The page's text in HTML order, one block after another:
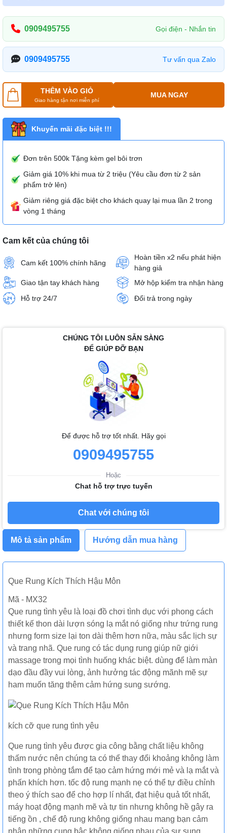
0909495755 Gọi điện - Nhắn tin
0909495755 Tư vấn qua Zalo
THÊM VÀO GIỎ
Giao hàng tận nơi miễn phí
MUA NGAY
Khuyến mãi đặc biệt !!!
Đơn trên 500k Tặng kèm gel bôi trơn
Giảm giá 10% khi mua từ 2 triệu (Yêu cầu đơn từ 2 sản
phẩm trở lên)
Giảm riêng giá đặc biệt cho khách quay lại mua lần 2 trong
vòng 1 tháng
Cam kết của chúng tôi
Cam kết 100% chính hãng
Hoàn tiền x2 nếu phát hiện
hàng giả
Giao tận tay khách hàng
Mở hộp kiểm tra nhận hàng
Hỗ trợ 24/7
Đổi trả trong ngày
CHÚNG TÔI LUÔN SẴN SÀNG
ĐỂ GIÚP ĐỠ BẠN
Để được hỗ trợ tốt nhất. Hãy gọi
0909495755
Hoặc
Chat hỗ trợ trực tuyến
Chat với chúng tôi
Mô tả sản phẩm Hướng dẫn mua hàng
Que Rung Kích Thích Hậu Môn
Mã - MX32
Que rung tình yêu là loại đồ chơi tình dục với phong cách
thiết kế thon dài lượn sóng lạ mắt nó giống như trứng rung
nhưng form size lại ton dài thêm hơn nữa, màu sắc lịch sự
và trang nhã. Que rung có tác dụng rung giúp nữ giới
massage trong mọi tình huống khác biệt. dùng để làm màn
dạo đầu đầy vui lòng, ảnh hưởng tác động mãnh mẽ sự
ham muốn tăng thêm cảm hứng sung sướng.
kích cỡ que rung tình yêu
Que rung tình yêu được gia công bằng chất liệu không
thấm nước nên chúng ta có thể thay đổi khoảng không làm
tình trong phòng tắm để tạo cảm hứng mới mẻ và lạ mắt và
phấn khích hơn. tốc độ rung mạnh nẹ có thể tự điều chỉnh
theo ý thích sao để cho hợp lí nhất, đạt hiệu quả tốt nhất,
máy hoạt động mạnh mẽ và tự tin nhưng không hề gây ra
tiếng ồn , chế độ rung không giống nhau mang bạn cảm
nhận những cung bậc không giống nhau của sự sung